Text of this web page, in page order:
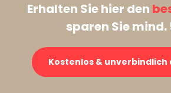
Erhalten Sie hier den
sparen Sie
Kostenlos &